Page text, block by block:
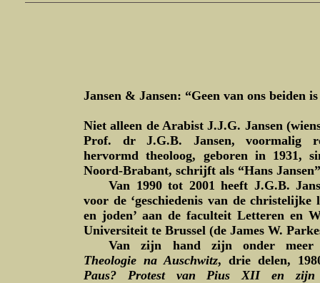
Jansen & Jansen: “Geen van ons beiden
Niet alleen de Arabist J.J.G. Jansen
Prof. dr J.G.B. Jansen, voormalig
hervormd theoloog, geboren in 1931,
Noord-Brabant, schrijft als “Hans
Van 1990 tot 2001 heeft J.G.B.
voor de ‘geschiedenis van de
en joden’ aan de faculteit Letteren en
Universiteit te Brussel (de James W.
Van zijn hand zijn onder meer
Theologie na Auschwitz, drie delen,
Paus? Protest van Pius XII en zijn